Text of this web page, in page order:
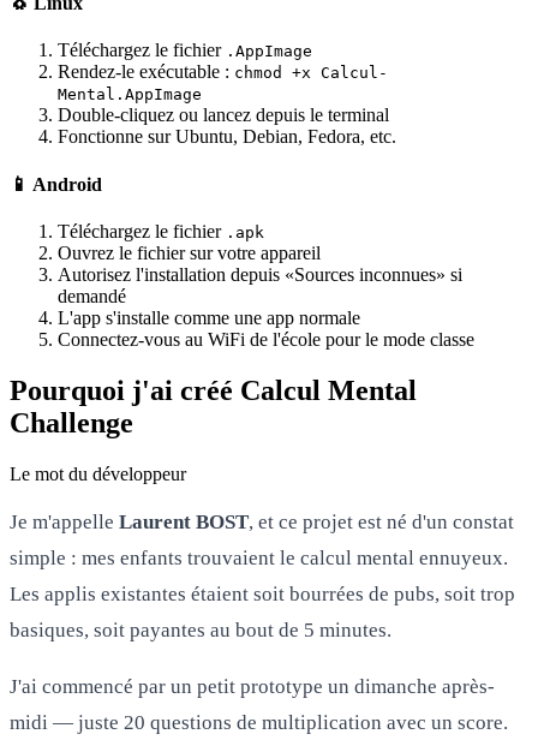
Téléchargez le fichier .AppImage
Rendez-le exécutable : chmod +x Calcul-
Mental.AppImage
Double-cliquez ou lancez depuis le terminal
Fonctionne sur Ubuntu, Debian, Fedora, etc.
📱 Android
Téléchargez le fichier .apk
Ouvrez le fichier sur votre appareil
Autorisez l'installation depuis «Sources inconnues» si
demandé
L'app s'installe comme une app normale
Connectez-vous au WiFi de l'école pour le mode classe
Pourquoi j'ai créé Calcul Mental
Challenge
Le mot du développeur
Je m'appelle Laurent BOST, et ce projet est né d'un constat
simple : mes enfants trouvaient le calcul mental ennuyeux.
Les applis existantes étaient soit bourrées de pubs, soit trop
basiques, soit payantes au bout de 5 minutes.
J'ai commencé par un petit prototype un dimanche après-
midi — juste 20 questions de multiplication avec un score.